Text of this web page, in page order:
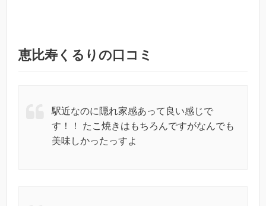
恵比寿くるりの口コミ
駅近なのに隠れ家感あって良い感じで
す！！ たこ焼きはもちろんですがなんでも
美味しかったっすよ